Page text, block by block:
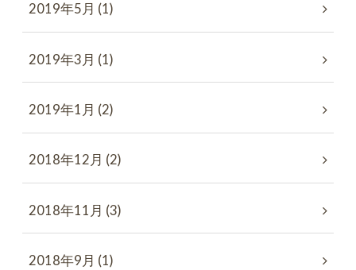
2019年5月 (1)
2019年3月 (1)
2019年1月 (2)
2018年12月 (2)
2018年11月 (3)
2018年9月 (1)